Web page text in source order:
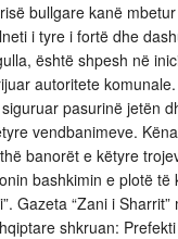
bullgare kanë
i tyre i fortë dhe
është shpesh në
autoritete
pasurinë jetën
vendbanimeve.
banorët e këtyre
bashkimin e plotë të
Gazeta “Zani i
shkruan: